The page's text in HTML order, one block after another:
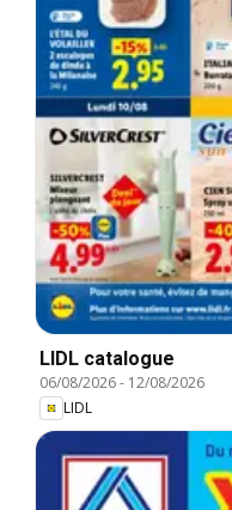
LIDL catalogue
06/08/2026- 12/08/2026
LIDL